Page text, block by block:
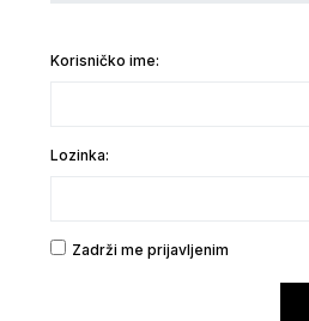
Korisničko ime:
Lozinka:
Zadrži me prijavljenim